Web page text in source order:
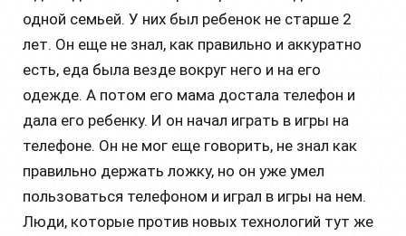
одной семьей. У них был ребенок не старше 2
лет. Он еще не знал, как правильно и аккуратно
есть, еда была везде вокруг него и на его
одежде. А потом его мама достала телефон и
дала его ребенку. И он начал играть в игры на
телефоне. Он не мог еще говорить, не знал как
правильно держать ложку, но он уже умел
пользоваться телефоном и играл в игры на нем.
Люди, которые против новых технологий тут же